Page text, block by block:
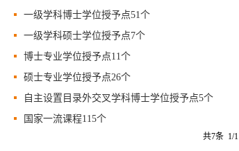
一级学科博士学位授予点51个
一级学科硕士学位授予点7个
博士专业学位授予点11个
硕士专业学位授予点26个
自主设置目录外交叉学科博士学位授予点5个
国家一流课程115个
共7条 1/1